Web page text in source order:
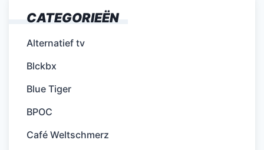
CATEGORIEËN
Alternatief tv
Blckbx
Blue Tiger
BPOC
Café Weltschmerz